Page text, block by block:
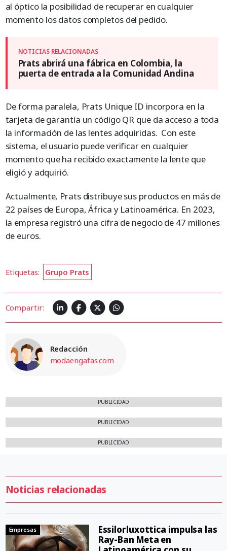
al óptico la posibilidad de recuperar en cualquier
momento los datos completos del pedido.
Prats abrirá una fábrica en Colombia, la
puerta de entrada a la Comunidad Andina
De forma paralela, Prats Unique ID incorpora en la
tarjeta de garantía un código QR que da acceso a toda
la información de las lentes adquiridas. Con este
sistema, el usuario puede verificar en cualquier
momento que ha recibido exactamente la lente que
eligió y adquirió.
Actualmente, Prats distribuye sus productos en más de
22 países de Europa, África y Latinoamérica. En 2023,
la empresa registró una cifra de negocio de 47 millones
de euros.
Etiquetas: Grupo Prats
Compartir:
Redacción
modaengafas.com
PUBLICIDAD
PUBLICIDAD
PUBLICIDAD
Noticias relacionadas
Empresas
Essilorluxottica impulsa las
Ray-Ban Meta en